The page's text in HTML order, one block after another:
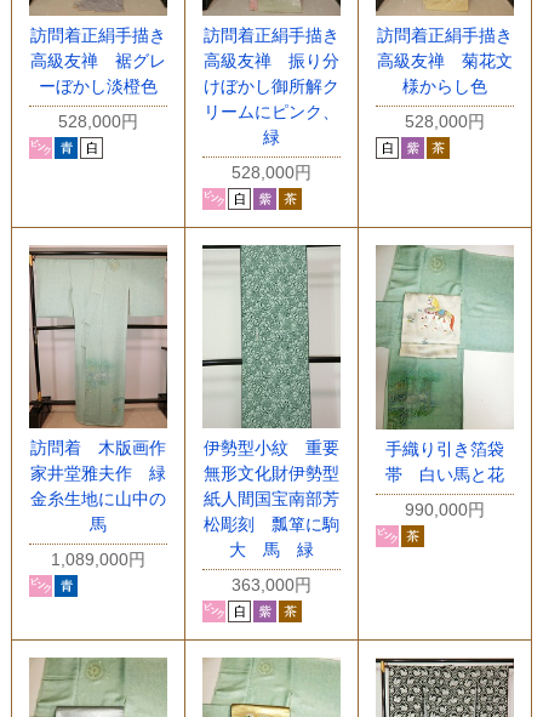
訪問着正絹手描き
高級友禅 裾グレ
ーぼかし淡橙色
528,000円
訪問着正絹手描き
高級友禅 振り分
けぼかし御所解ク
リームにピンク、
緑
528,000円
訪問着正絹手描き
高級友禅 菊花文
様からし色
528,000円
訪問着 木版画作
家井堂雅夫作 緑
金糸生地に山中の
馬
1,089,000円
伊勢型小紋 重要
無形文化財伊勢型
紙人間国宝南部芳
松彫刻 瓢箪に駒
大 馬 緑
363,000円
手織り引き箔袋
帯 白い馬と花
990,000円